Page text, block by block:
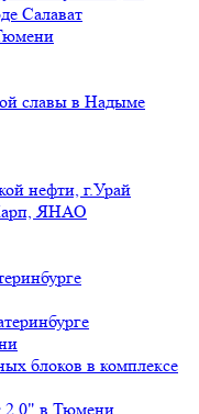
Салават
славы в Надыме
нефти, г.Урай
ЯНАО
блоков в комплексе
2.0" в Тюмени